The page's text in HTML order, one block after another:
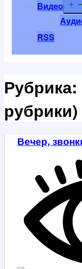
Видео
RSS
Рубрика:
рубрики)
Вечер,